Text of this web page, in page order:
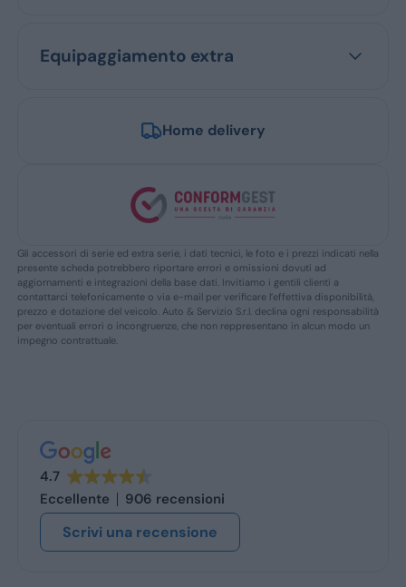
Equipaggiamento extra
Home delivery
Gli accessori di serie ed extra serie, i dati tecnici, le foto e i prezzi indicati nella
presente scheda potrebbero riportare errori e omissioni dovuti ad
aggiornamenti e integrazioni della base dati. Invitiamo i gentili clienti a
contattarci telefonicamente o via e-mail per verificare l’effettiva disponibilità,
prezzo e dotazione del veicolo. Auto & Servizio S.r.l. declina ogni responsabilità
per eventuali errori o incongruenze, che non reppresentano in alcun modo un
impegno contrattuale.
4.7
Eccellente
906 recensioni
Scrivi una recensione